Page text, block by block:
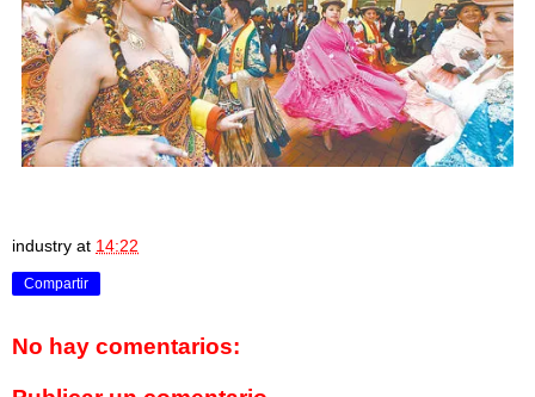
industry at 14:22
Compartir
No hay comentarios: